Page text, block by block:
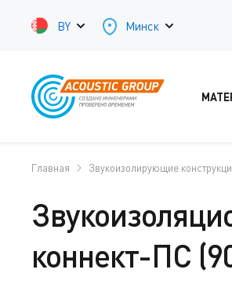
BY Минск
Главная Звукоизолирующие
коннект-ПС